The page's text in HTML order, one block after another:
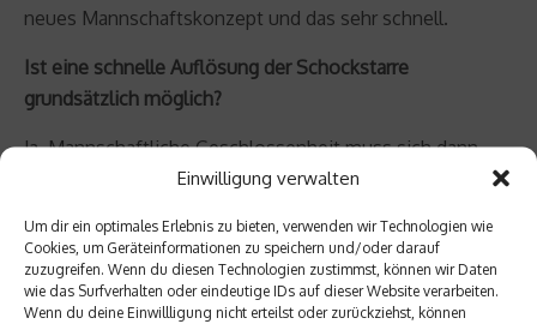
Einwilligung verwalten
Um dir ein optimales Erlebnis zu bieten, verwenden wir Technologien wie
Cookies, um Geräteinformationen zu speichern und/oder darauf
zuzugreifen. Wenn du diesen Technologien zustimmst, können wir Daten
wie das Surfverhalten oder eindeutige IDs auf dieser Website verarbeiten.
Wenn du deine Einwillligung nicht erteilst oder zurückziehst, können
neues Mannschaftskonzept und das sehr schnell.
Ist eine schnelle Auflösung der Schockstarre
grundsätzlich möglich?
Ja. Mannschaftliche Geschlossenheit muss sich dann
neu definieren. Durch die Übertragung von spielerischer
Spielertypen aus dem Mannschaftsverbund. Es hängt
meines Erachtens davon ab, wie hoch die Bereitschaft
zu mehr Verantwortung ist und ob die Spielerinnen über